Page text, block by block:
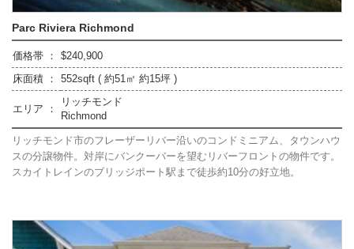
Parc Riviera Richmond
価格帯 ：
$240,900
床面積 ：
552sqft ( 約51㎡ 約15坪 )
エリア ：
リッチモンド
Richmond
リッチモンド市のフレーザーリバー沿いのコンドミニアム、タウンハウ
スの分譲物件。対岸にバンクーバーを望むリバーフロントの物件です。
スカイトレインのブリッジポート駅まで徒歩約10分の好立地。